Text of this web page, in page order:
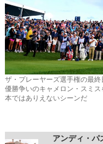
ザ・プレーヤーズ選手権の最
優勝争いのキャメロン・スミ
本ではありえないシーンだ
アンディ・パ